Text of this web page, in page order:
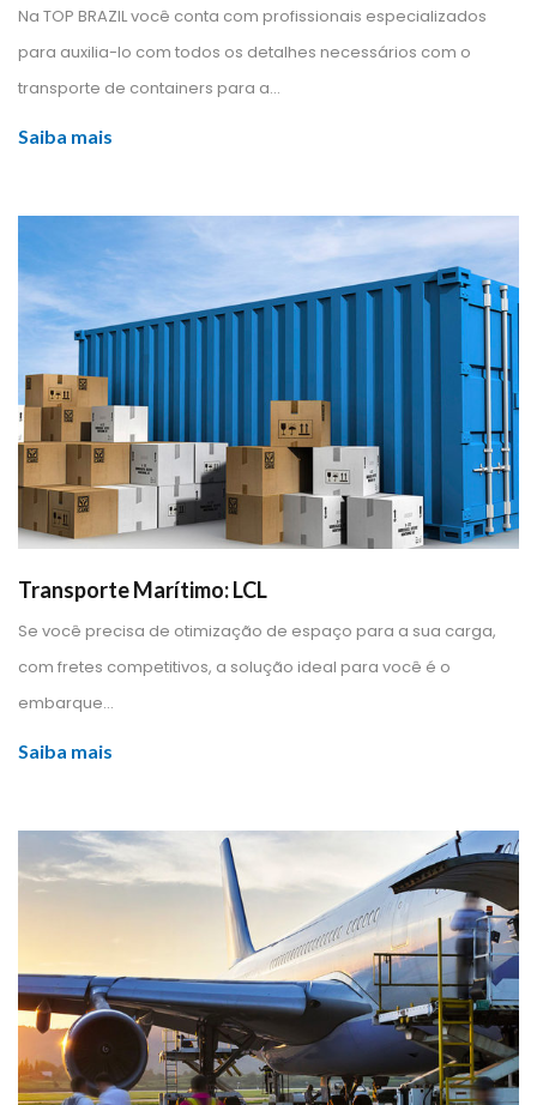
Na TOP BRAZIL você conta com profissionais especializados
para auxilia-lo com todos os detalhes necessários com o
transporte de containers para a...
Saiba mai
Transporte Marítimo: LCL
Se você precisa de otimização de espaço para a sua carga,
com fretes competitivos, a solução ideal para você é o
embarque...
Saiba mai